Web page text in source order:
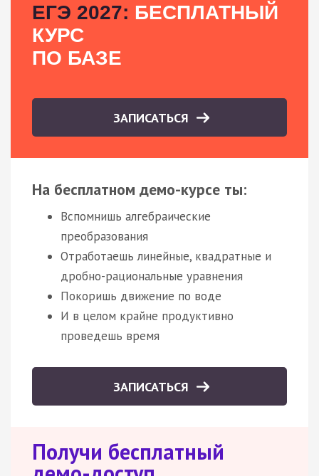
ЕГЭ 2027: БЕСПЛАТНЫЙ
КУРС
ПО БАЗЕ
ЗАПИСАТЬСЯ
На бесплатном демо-курсе ты:
Вспомнишь алгебраические
преобразования
Отработаешь линейные, квадратные и
дробно-рациональные уравнения
Покоришь движение по воде
И в целом крайне продуктивно
проведешь время
ЗАПИСАТЬСЯ
Получи бесплатный